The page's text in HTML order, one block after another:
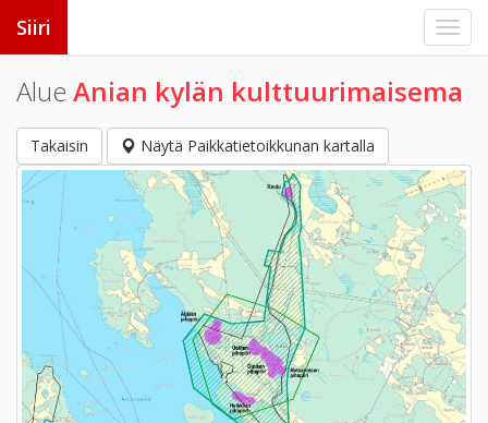
Siiri
Alue Anian kylän kulttuurimaisema
Takaisin Näytä Paikkatietoikkunan kartalla